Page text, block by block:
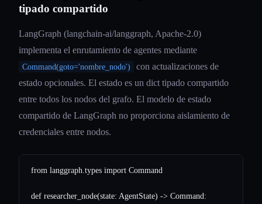
tipado compartido
LangGraph (langchain-ai/langgraph, Apache-2.0)
implementa el enrutamiento de agentes mediante
Command(goto='nombre_nodo')
con actualizaciones de
estado opcionales. El estado es un dict tipado compartido
entre todos los nodos del grafo. El modelo de estado
compartido de LangGraph no proporciona aislamiento de
credenciales entre nodos.
from langgraph.types import Command
def researcher_node(state: AgentState) -> Command: